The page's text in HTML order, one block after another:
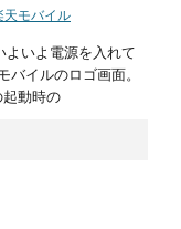
天モバイル
よいよ電源を入れて
イルのロゴ画面。
動時の